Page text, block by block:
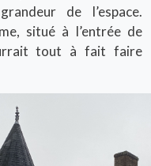
de l’espace.
situé à l’entrée de
tout à fait faire